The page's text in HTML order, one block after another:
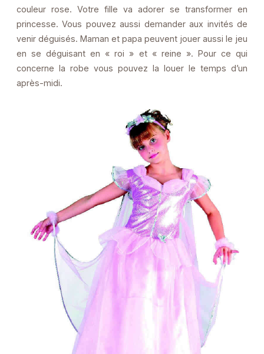
couleur rose. Votre fille va adorer se transformer en
princesse. Vous pouvez aussi demander aux invités de
venir déguisés. Maman et papa peuvent jouer aussi le jeu
en se déguisant en « roi » et « reine ». Pour ce qui
concerne la robe vous pouvez la louer le temps d’un
après-midi.